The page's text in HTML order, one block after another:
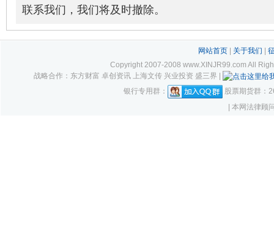
联系我们，我们将及时撤除。
网站首页| 关于我们
Copyright 2007-2008 www.XINJR99.com All
战略合作：东方财富 卓创资讯 上海文传 兴业投资 盛三界 |
银行专用群：
股票期货群：
| 本网法律顾